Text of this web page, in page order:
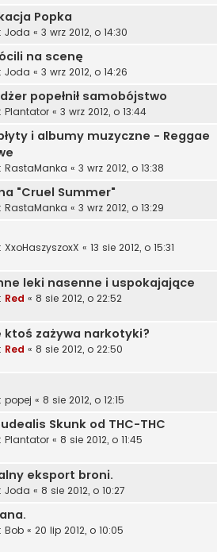
Popka
Joda « 3 wrz 2012, o 14:30
na scenę
Joda « 3 wrz 2012, o 14:26
popełnił samobójstwo
Plantator « 3 wrz 2012, o 13:44
i albumy muzyczne - Reggae
RastaManka « 3 wrz 2012, o 13:38
"Cruel Summer"
RastaManka « 3 wrz 2012, o 13:29
XxoHaszyszoxX « 13 sie 2012, o 15:31
leki nasenne i uspokajające
Red « 8 sie 2012, o 22:52
ktoś zażywa narkotyki?
Red « 8 sie 2012, o 22:50
popej « 8 sie 2012, o 12:15
Skunk od THC-THC
Plantator « 8 sie 2012, o 11:45
eksport broni.
Joda « 8 sie 2012, o 10:27
Bob « 20 lip 2012, o 10:05